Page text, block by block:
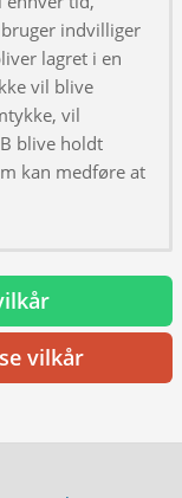
indvilliger
lagret i en
vil blive
vil
blive holdt
kan medføre at
vilkår